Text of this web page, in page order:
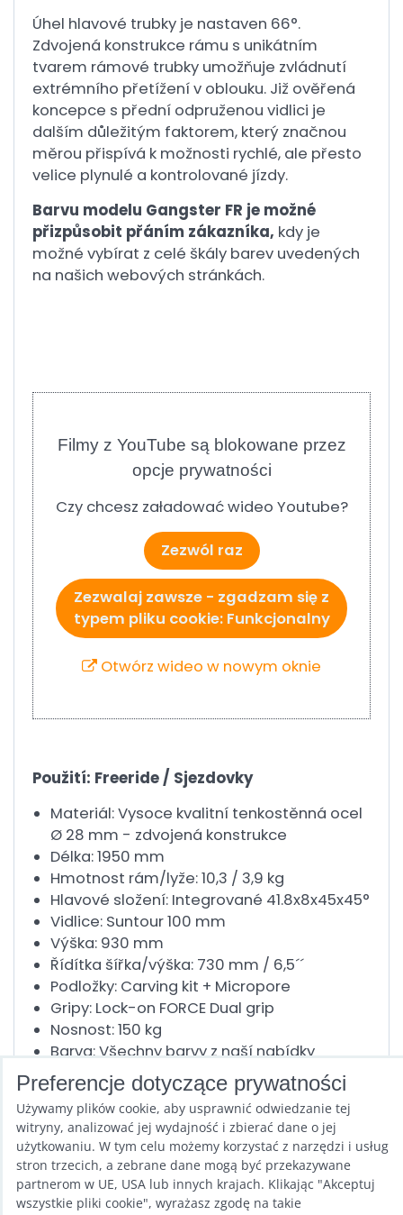
Úhel hlavové trubky je nastaven 66°.
Zdvojená konstrukce rámu s unikátním
tvarem rámové trubky umožňuje zvládnutí
extrémního přetížení v oblouku. Již ověřená
koncepce s přední odpruženou vidlici je
dalším důležitým faktorem, který značnou
měrou přispívá k možnosti rychlé, ale přesto
velice plynulé a kontrolované jízdy.
Barvu modelu Gangster FR je možné
přizpůsobit přáním zákazníka, kdy je
možné vybírat z celé škály barev uvedených
na našich webových stránkách.
Filmy z YouTube są blokowane przez
opcje prywatności
Czy chcesz załadować wideo Youtube?
Zezwól raz
Zezwalaj zawsze - zgadzam się z
typem pliku cookie: Funkcjonalny
Otwórz wideo w nowym oknie
Použití: Freeride / Sjezdovky
Materiál: Vysoce kvalitní tenkostěnná ocel
Ø 28 mm - zdvojená konstrukce
Délka: 1950 mm
Hmotnost rám/lyže: 10,3 / 3,9 kg
Hlavové složení: Integrované 41.8x8x45x45°
Vidlice: Suntour 100 mm
Výška: 930 mm
Řídítka šířka/výška: 730 mm / 6,5´´
Podložky: Carving kit + Micropore
Gripy: Lock-on FORCE Dual grip
Nosnost: 150 kg
Barva: Všechny barvy z naší nabídky
Lyže: Carving tvar Sidewall konstrukce,
dřevěné jádro s karbonovými výztuhami
Nástupní deska: 30 stavitelných pinů
Poprzedni produkt
Preferencje dotyczące prywatności
Używamy plików cookie, aby usprawnić odwiedzanie tej
witryny, analizować jej wydajność i zbierać dane o jej
użytkowaniu. W tym celu możemy korzystać z narzędzi i usług
stron trzecich, a zebrane dane mogą być przekazywane
partnerom w UE, USA lub innych krajach. Klikając "Akceptuj
wszystkie pliki cookie", wyrażasz zgodę na takie